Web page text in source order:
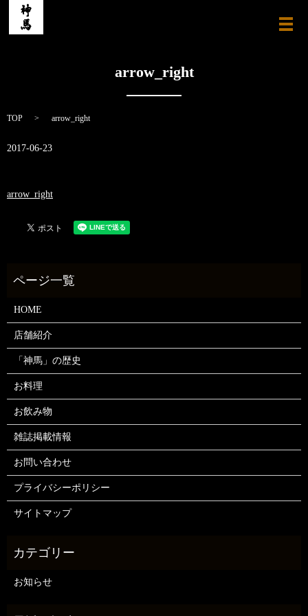
メ
arrow_right
TOP arrow_right
2017-06-23
arrow_right
HOME
店舗紹介
「神馬」の歴史
お料理
お飲み物
雑誌掲載情報
お問い合わせ
プライバシーポリシー
サイトマップ
お知らせ